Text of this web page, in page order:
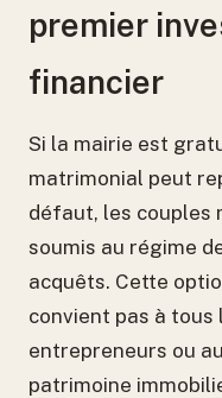
premier
financier
Si la mairie est
matrimonial peut
défaut, les couples
soumis au régime
acquêts. Cette
convient pas à
entrepreneurs ou
patrimoine